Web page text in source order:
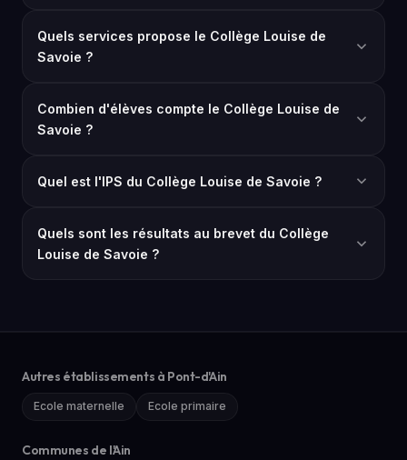
Quels services propose le Collège Louise de
Savoie ?
Combien d'élèves compte le Collège Louise de
Savoie ?
Quel est l'IPS du Collège Louise de Savoie ?
Quels sont les résultats au brevet du Collège
Louise de Savoie ?
Autres établissements à Pont-d'Ain
Ecole maternelle Ecole primaire
Communes de l'Ain